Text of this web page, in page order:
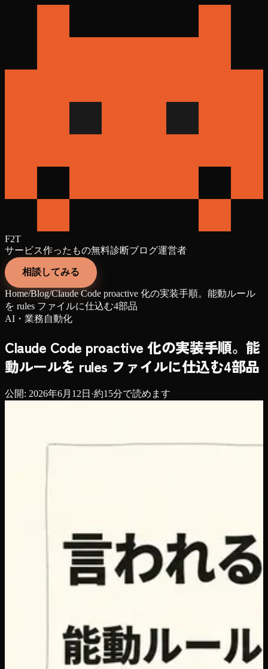
F2T
サービス作ったもの無料診断ブログ運営者
相談してみる
Home/Blog/Claude Code proactive 化の実装手順。能動ルール
を rules ファイルに仕込む4部品
AI・業務自動化
Claude Code proactive 化の実装手順。能
動ルールを rules ファイルに仕込む4部品
公開: 2026年6月12日 ·約15分で読めます